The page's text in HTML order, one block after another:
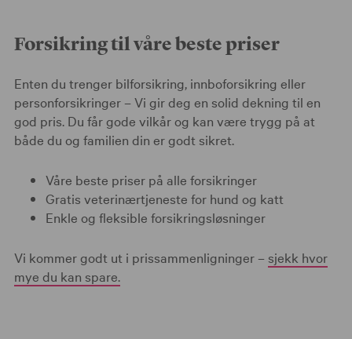
Forsikring til våre beste priser
Enten du trenger bilforsikring, innboforsikring eller
personforsikringer – Vi gir deg en solid dekning til en
god pris. Du får gode vilkår og kan være trygg på at
både du og familien din er godt sikret.
Våre beste priser på alle forsikringer
Gratis veterinærtjeneste for hund og katt
Enkle og fleksible forsikringsløsninger
Vi kommer godt ut i prissammenligninger – sjekk hvor
mye du kan spare.